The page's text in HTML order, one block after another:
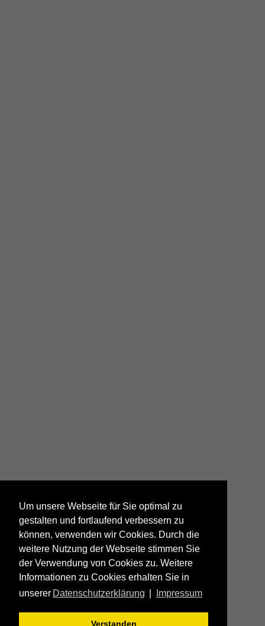
Um unsere Webseite für Sie optimal zu
gestalten und fortlaufend verbessern zu
können, verwenden wir Cookies. Durch die
weitere Nutzung der Webseite stimmen Sie
der Verwendung von Cookies zu. Weitere
Informationen zu Cookies erhalten Sie in
unserer Datenschutzerklärung Impressum
Verstanden